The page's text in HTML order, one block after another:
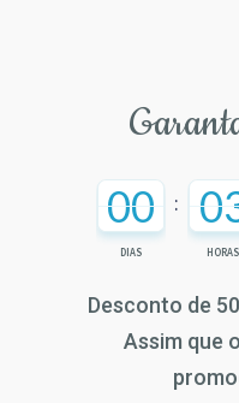
00
DIAS
:
HORAS
Desconto de
Assim que